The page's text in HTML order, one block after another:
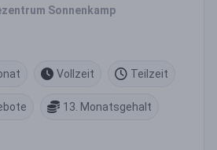
Sonnenkamp
Vollzeit Teilzeit
13. Monatsgehalt